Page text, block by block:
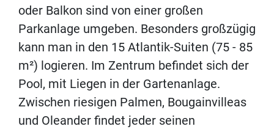
oder Balkon sind von einer großen
Parkanlage umgeben. Besonders großzügig
kann man in den 15 Atlantik-Suiten (75 - 85
m²) logieren. Im Zentrum befindet sich der
Pool, mit Liegen in der Gartenanlage.
Zwischen riesigen Palmen, Bougainvilleas
und Oleander findet jeder seinen